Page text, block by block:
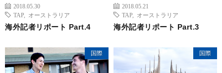
2018.05.30
TAP
オーストラリア
海外記者リポート Part.4
2018.05.21
TAP
オーストラリア
海外記者リポート Part.3
国際 国際